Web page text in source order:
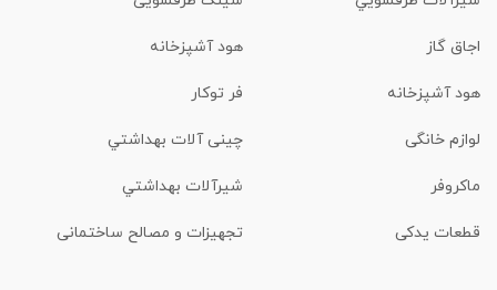
اجاق گاز هود آشپزخانه
هود آشپزخانه فر توکار
لوازم خانگی چینی آلات بهداشتي
ماكروفر شیرآلات بهداشتي
قطعات یدکی تجهیزات و مصالح ساختمانی